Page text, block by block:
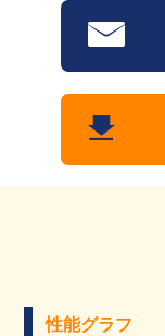
性能グラフ